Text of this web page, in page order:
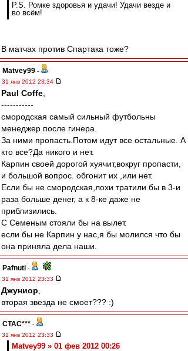
P.S. Ромке здоровья и удачи! Удачи везде и
во всём!
В матчах против Спартака тоже?
Matvey99 -
31 янв 2012 23:34
Paul Coffe
-----------
смородская самый сильный футбольны
менеджер после гинера.
За ними пропасть.Потом идут все остальные. А
кто все?Да никого и нет.
Карпин своей дорогой хуячит,вокруг пропасти,
и большой вопрос. обгонит их ,или нет.
Если бы не смородская,лохи тратили бы в 3-и
раза больше денег, а к 8-ке даже не
приблизились.
С Семеным стояли бы на вылет.
если бы не Карпин у нас,я бы молился что бы
она приняла дела наши.
Pafnuti -
31 янв 2012 23:33
Джуниор
вторая звезда не смоет??? :)
CTAC*** -
31 янв 2012 23:33
Matvey99 » 01 фев 2012 00:26